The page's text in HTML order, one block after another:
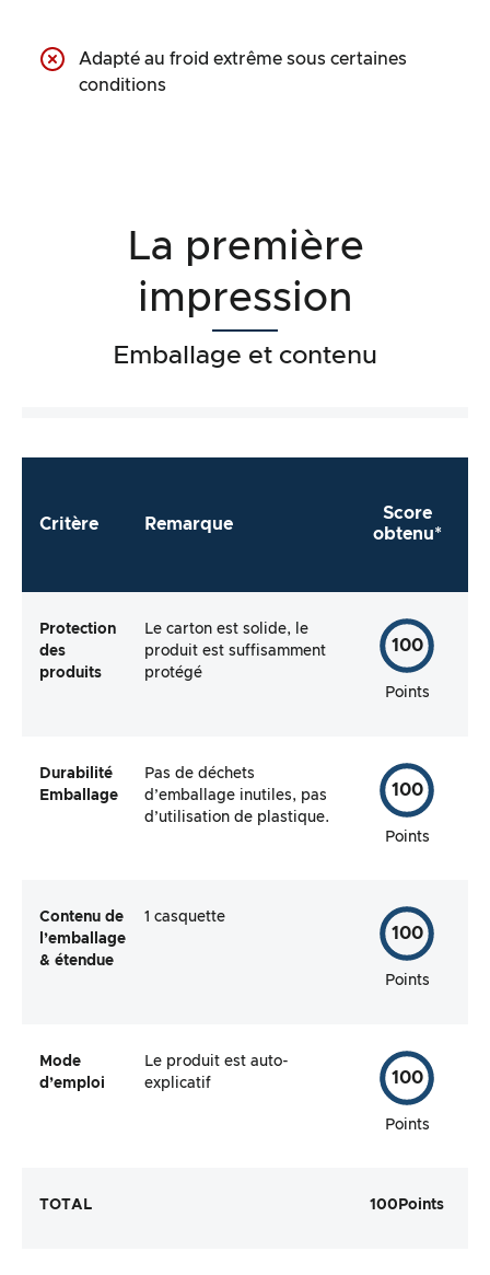
Adapté au froid extrême sous certaines
conditions
La première
impression
Emballage et contenu
Critère Remarque
Score
obtenu*
Protection
des
produits
Le carton est solide, le
produit est suffisamment
protégé
100
Points
Durabilité
Emballage
Pas de déchets
d’emballage inutiles, pas
d’utilisation de plastique.
100
Points
Contenu de
l’emballage
& étendue
1 casquette
100
Points
Mode
d’emploi
Le produit est auto-
explicatif
100
Points
TOTAL 100 Points